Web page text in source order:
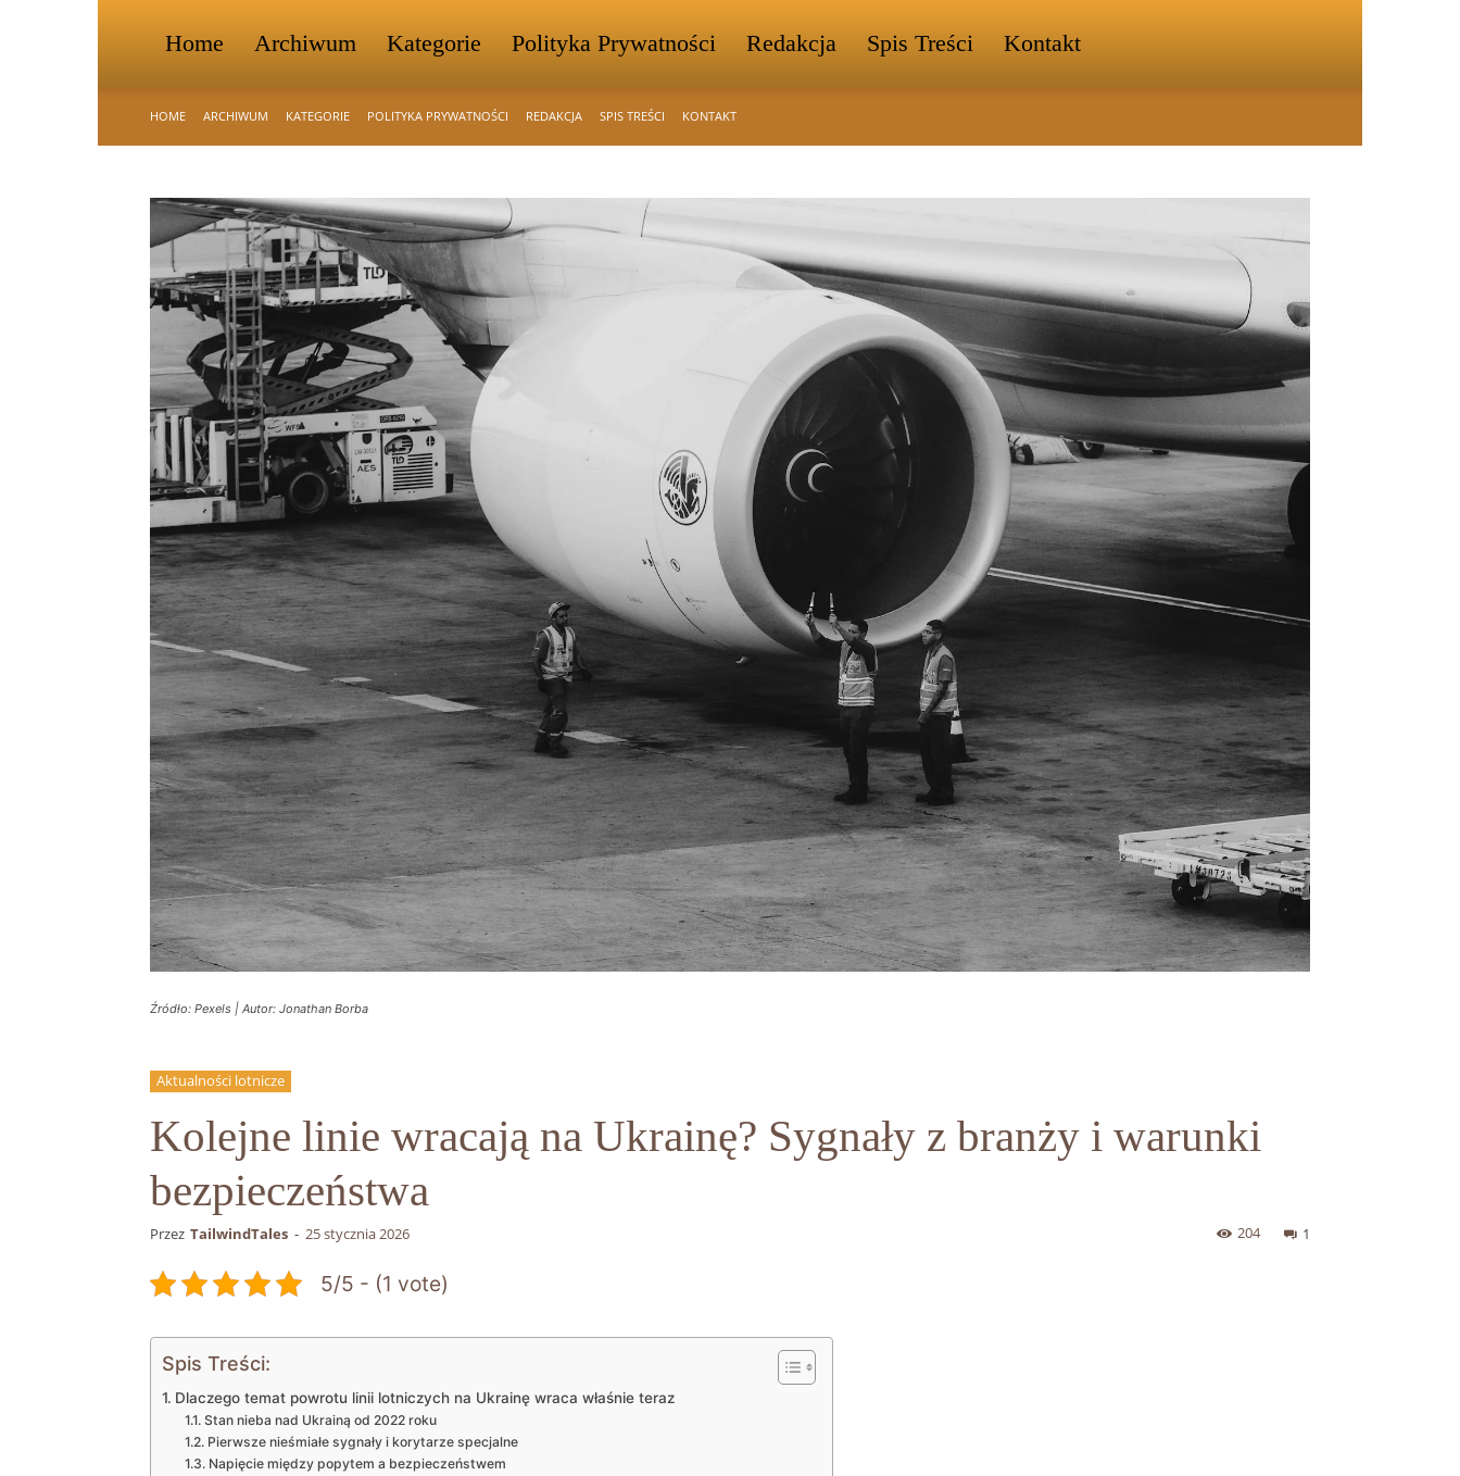
Home Archiwum Kategorie Polityka Prywatności Redakcja Spis Treści Kontakt
HOME ARCHIWUM KATEGORIE POLITYKA PRYWATNOŚCI REDAKCJA SPIS TREŚCI KONTAKT
Źródło: Pexels | Autor: Jonathan Borba
Aktualności lotnicze
Kolejne linie wracają na Ukrainę? Sygnały z branży i warunki
bezpieczeństwa
Przez TailwindTales - 25 stycznia 2026 1
204
5/5 - (1 vote)
Spis Treści:
Dlaczego temat powrotu linii lotniczych na Ukrainę wraca właśnie teraz
Stan nieba nad Ukrainą od 2022 roku
Pierwsze nieśmiałe sygnały i korytarze specjalne
Napięcie między popytem a bezpieczeństwem